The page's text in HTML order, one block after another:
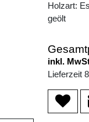
Holzart:
geölt
inkl.
Lieferzeit